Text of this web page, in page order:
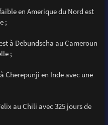
en Amerique du Nord est
;
à Debundscha au Cameroun
;
Cherepunji en Inde avec une
au Chili avec 325 jours de